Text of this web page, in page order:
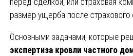
размер ущерба после страхового
Основными задачами, которые
экспертиза кровли частного